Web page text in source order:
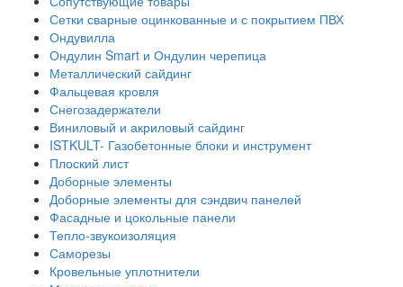
Сетки сварные оцинкованные и с покрытием ПВХ
Ондувилла
Ондулин Smart и Ондулин черепица
Металлический сайдинг
Фальцевая кровля
Снегозадержатели
Виниловый и акриловый сайдинг
ISTKULT- Газобетонные блоки и инструмент
Плоский лист
Доборные элементы
Доборные элементы для сэндвич панелей
Фасадные и цокольные панели
Тепло-звукоизоляция
Саморезы
Кровельные уплотнители